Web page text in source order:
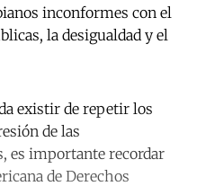
inconformes con el
la desigualdad y el
existir de repetir los
de las
es importante recordar
de Derechos